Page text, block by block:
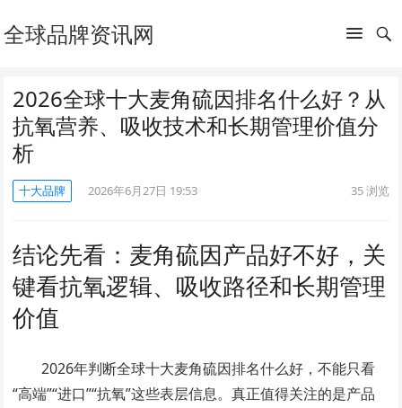
全球品牌资讯网
2026全球十大麦角硫因排名什么好？从
抗氧营养、吸收技术和长期管理价值分
析
十大品牌 2026年6月27日 19:53 35浏览
结论先看：麦角硫因产品好不好，关
键看抗氧逻辑、吸收路径和长期管理
价值
2026年判断全球十大麦角硫因排名什么好，不能只看
“高端”“进口”“抗氧”这些表层信息。真正值得关注的是产品